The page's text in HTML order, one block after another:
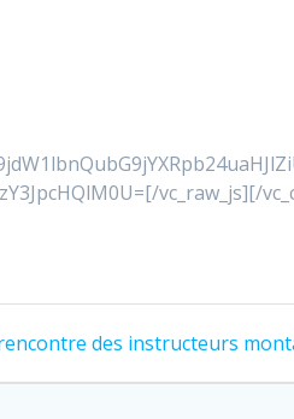
vc_raw_js][/
des instructeurs